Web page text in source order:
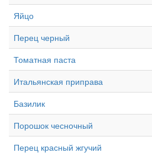
Яйцо
Перец черный
Томатная паста
Итальянская приправа
Базилик
Порошок чесночный
Перец красный жгучий